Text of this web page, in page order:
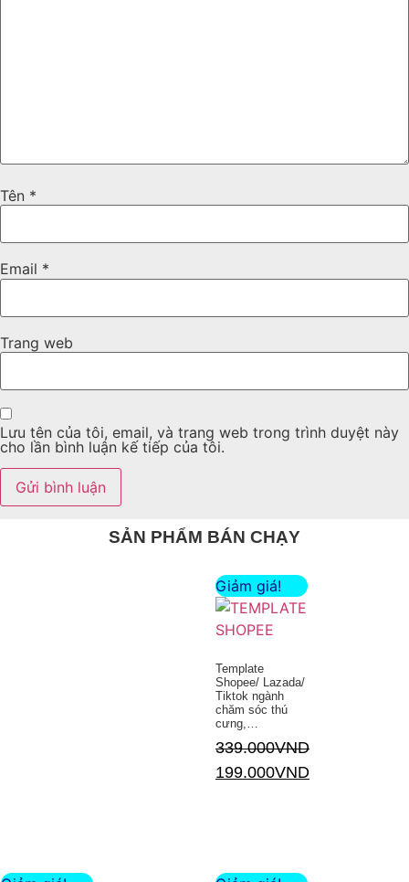
Tên *
Email *
Trang web
Lưu tên của tôi, email, và trang web trong trình duyệt này
cho lần bình luận kế tiếp của tôi.
SẢN PHẨM BÁN CHẠY
Giảm giá!
Template
Shopee/ Lazada/
Tiktok ngành
chăm sóc thú
cưng,…
339.000VND
199.000VND